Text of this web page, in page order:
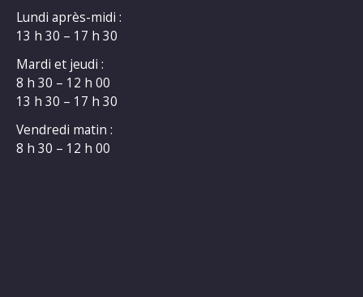
Lundi après-midi :
13 h 30 – 17 h 30
Mardi et jeudi :
8 h 30 – 12 h 00
13 h 30 – 17 h 30
Vendredi matin :
8 h 30 – 12 h 00